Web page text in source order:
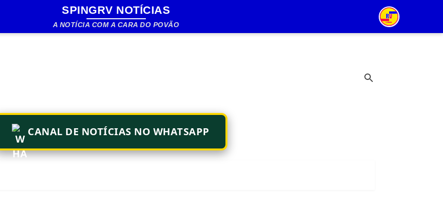
Pular para o conteúdo principal
SPINGRV NOTÍCIAS
A NOTÍCIA COM A CARA DO POVÃO
CANAL DE NOTÍCIAS NO WHATSAPP